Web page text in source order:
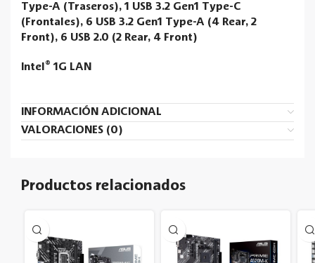
Type-A (Traseros), 1 USB 3.2 Gen1 Type-C
(Frontales), 6 USB 3.2 Gen1 Type-A (4 Rear, 2
Front), 6 USB 2.0 (2 Rear, 4 Front)
Intel ® 1G LAN
INFORMACIÓN ADICIONAL
VALORACIONES (0)
Productos relacionados